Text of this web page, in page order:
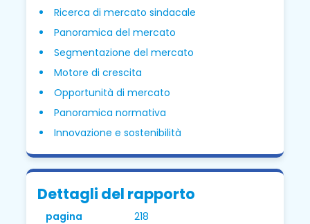
Ricerca di mercato sindacale
Panoramica del mercato
Segmentazione del mercato
Motore di crescita
Opportunità di mercato
Panoramica normativa
Innovazione e sostenibilità
Dettagli del rapporto
pagina
218